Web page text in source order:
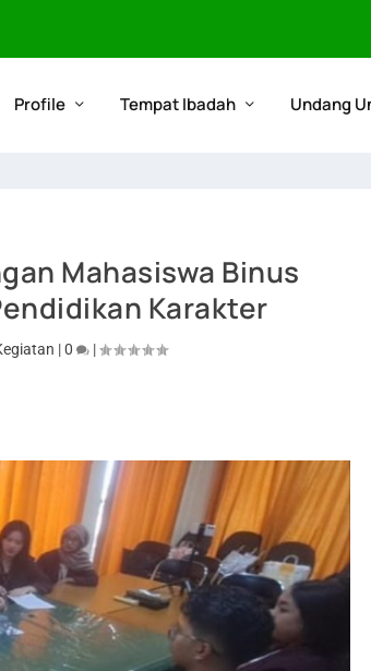
Profile Tempat Ibadah Undang
Mahasiswa Binus
Karakter
|0 |